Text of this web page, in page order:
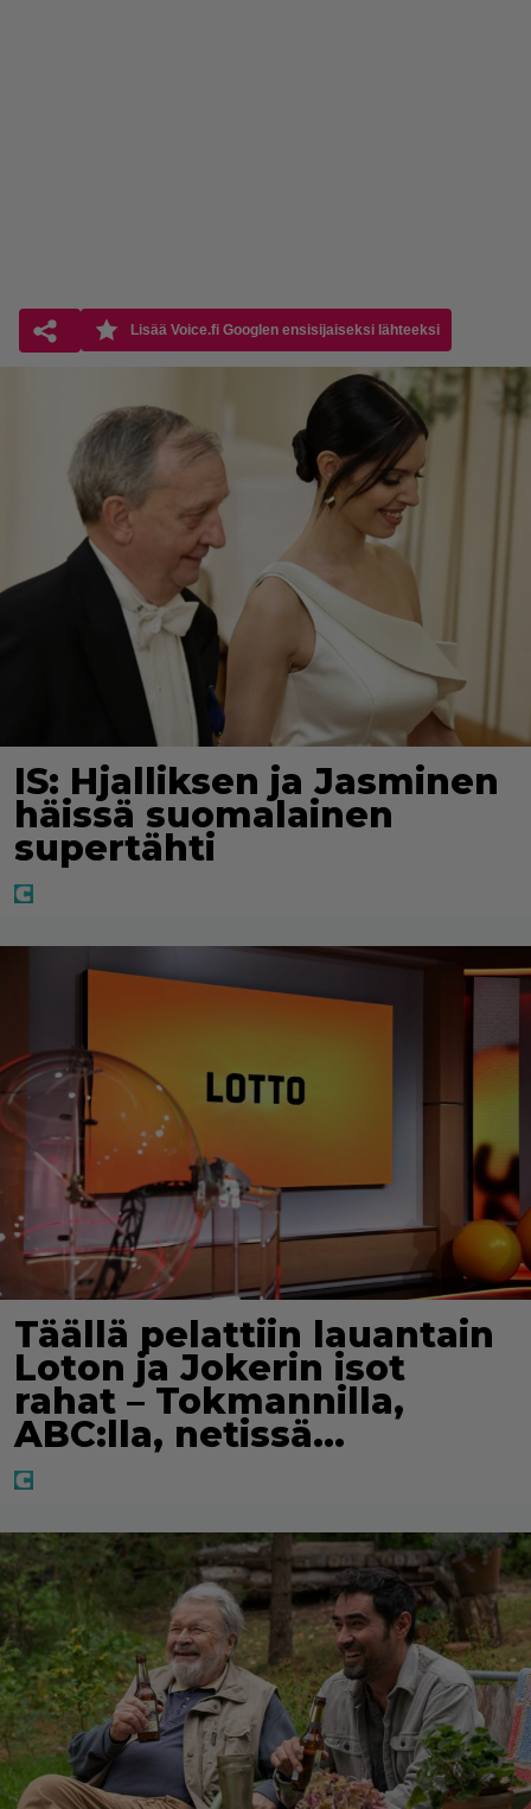
Lisää Voice.fi Googlen ensisijaiseksi lähteeksi
IS: Hjalliksen ja Jasminen
häissä suomalainen
supertähti
Täällä pelattiin lauantain
Loton ja Jokerin isot
rahat – Tokmannilla,
ABC:lla, netissä…